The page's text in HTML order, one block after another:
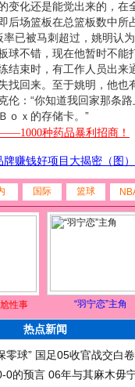
化还是能觉出来的，在
后场篮板在总篮板数中所
率已被马刺超过，姚明认
球不错，现在他暂时不能
束时，有工作人员出来
找回来。至于姚明，他也
伦：“你知道我回家那条
ｏｘ的存储卡。”
国际 篮球
性事 “羽宁恋”主角
热点新闻
零球” 国足05收官战交白卷
0的预言 06年与其麻木毋